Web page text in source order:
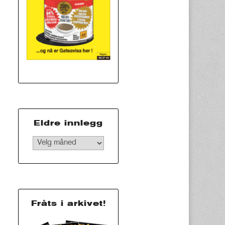
Eldre innlegg
Eldre
innlegg
Fråts i arkivet!